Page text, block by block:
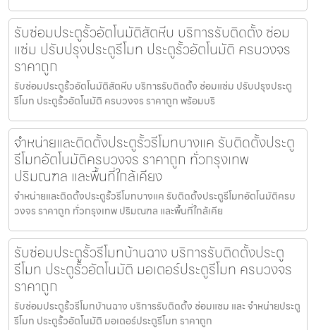
รับซ่อมประตูรั้วอัตโนมัติสัตหีบ บริการรับติดตั้ง ซ่อม
แซ่ม ปรับปรุงประตูรีโมท ประตูรั้วอัตโนมัติ ครบวงจร
ราคาถูก
รับซ่อมประตูรั้วอัตโนมัติสัตหีบ บริการรับติดตั้ง ซ่อมแซ่ม ปรับปรุงประตู
รีโมท ประตูรั้วอัตโนมัติ ครบวงจร ราคาถูก พร้อมบริ
จำหน่ายและติดตั้งประตูรั้วรีโมทบางแค รับติดตั้งประตู
รีโมทอัตโนมัติครบวงจร ราคาถูก ทั่วกรุงเทพ
ปริมณฑล และพื้นที่ใกล้เคียง
จำหน่ายและติดตั้งประตูรั้วรีโมทบางแค รับติดตั้งประตูรีโมทอัตโนมัติครบ
วงจร ราคาถูก ทั่วกรุงเทพ ปริมณฑล และพื้นที่ใกล้เคีย
รับซ่อมประตูรั้วรีโมทบ้านฉาง บริการรับติดตั้งประตู
รีโมท ประตูรั้วอัตโนมัติ มอเตอร์ประตูรีโมท ครบวงจร
ราคาถูก
รับซ่อมประตูรั้วรีโมทบ้านฉาง บริการรับติดตั้ง ซ่อมแซม และ จำหน่ายประตู
รีโมท ประตูรั้วอัตโนมัติ มอเตอร์ประตูรีโมท ราคาถูก